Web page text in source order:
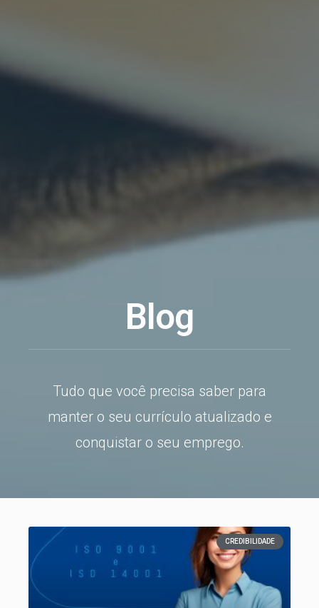
Blog
Tudo que você precisa saber para
manter o seu currículo atualizado e
conquistar o seu emprego.
CREDIBILIDADE